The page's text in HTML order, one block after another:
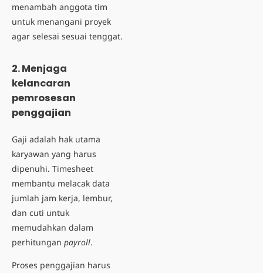
menambah anggota tim
untuk menangani proyek
agar selesai sesuai tenggat.
2. Menjaga
kelancaran
pemrosesan
penggajian
Gaji adalah hak utama
karyawan yang harus
dipenuhi. Timesheet
membantu melacak data
jumlah jam kerja, lembur,
dan cuti untuk
memudahkan dalam
perhitungan payroll.
Proses penggajian harus